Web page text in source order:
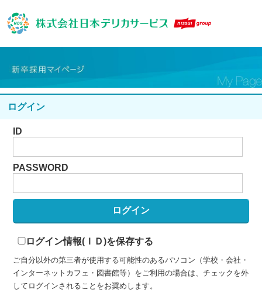
ログイン
ID
PASSWORD
ログイン情報(ＩＤ)を保存する
ご自分以外の第三者が使用する可能性のあるパソコン（学校・会社・
インターネットカフェ・図書館等）をご利用の場合は、チェックを外
してログインされることをお奨めします。